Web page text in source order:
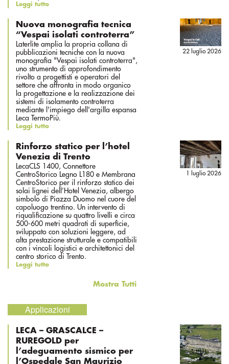
Leggi tutto
Nuova monografia tecnica
“Vespai isolati controterra”
Laterlite amplia la propria collana di
pubblicazioni tecniche con la nuova
monografia "Vespai isolati controterra",
uno strumento di approfondimento
rivolto a progettisti e operatori del
settore che affronta in modo organico
la progettazione e la realizzazione dei
sistemi di isolamento controterra
mediante l'impiego dell'argilla espansa
Leca TermoPiù.
Leggi tutto
22 luglio 2026
Rinforzo statico per l’hotel
Venezia di Trento
LecaCLS 1400, Connettore
CentroStorico Legno L180 e Membrana
CentroStorico per il rinforzo statico dei
solai lignei dell’Hotel Venezia, albergo
simbolo di Piazza Duomo nel cuore del
capoluogo trentino. Un intervento di
riqualificazione su quattro livelli e circa
500-600 metri quadrati di superficie,
sviluppato con soluzioni leggere, ad
alta prestazione strutturale e compatibili
con i vincoli logistici e architettonici del
centro storico di Trento.
Leggi tutto
1 luglio 2026
Mostra Tutti
Applicazioni
LECA – GRASCALCE –
RUREGOLD per
l’adeguamento sismico per
l’Ospedale San Maurizio